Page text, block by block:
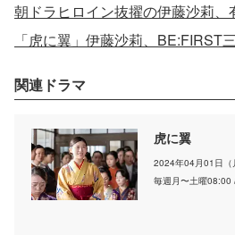
関連ドラマ
虎に翼
2024年04月01日（
毎週月〜土曜08:00